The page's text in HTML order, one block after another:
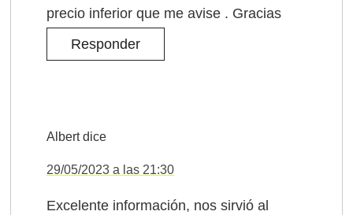
precio inferior que me avise . Gracias
Responder
Albert dice
29/05/2023 a las 21:30
Excelente información, nos sirvió al